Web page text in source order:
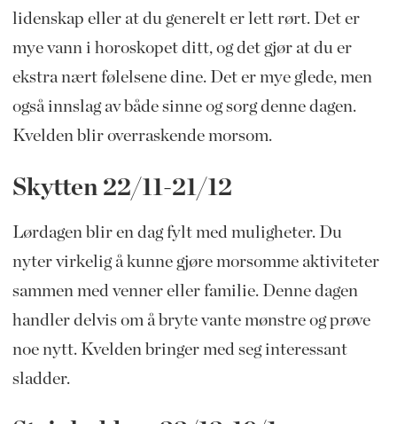
lidenskap eller at du generelt er lett rørt. Det er
mye vann i horoskopet ditt, og det gjør at du er
ekstra nært følelsene dine. Det er mye glede, men
også innslag av både sinne og sorg denne dagen.
Kvelden blir overraskende morsom.
Skytten 22/11-21/12
Lørdagen blir en dag fylt med muligheter. Du
nyter virkelig å kunne gjøre morsomme aktiviteter
sammen med venner eller familie. Denne dagen
handler delvis om å bryte vante mønstre og prøve
noe nytt. Kvelden bringer med seg interessant
sladder.